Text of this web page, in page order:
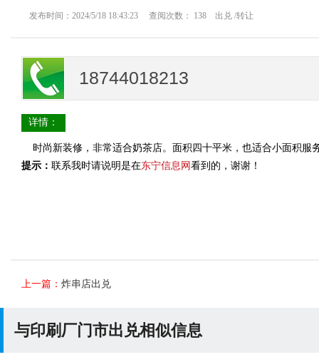
发布时间：2024/5/18 18:43:23 查阅次数： 138 出兑 /转让
18744018213
详情：
时尚新装修，非常适合奶茶店。面积四十平米，也适合小面积服
提示： 联系我时请说明是在东宁信息网 看到的，谢谢！
上一篇： 炸串店出兑
与印刷厂门市出兑相似信息